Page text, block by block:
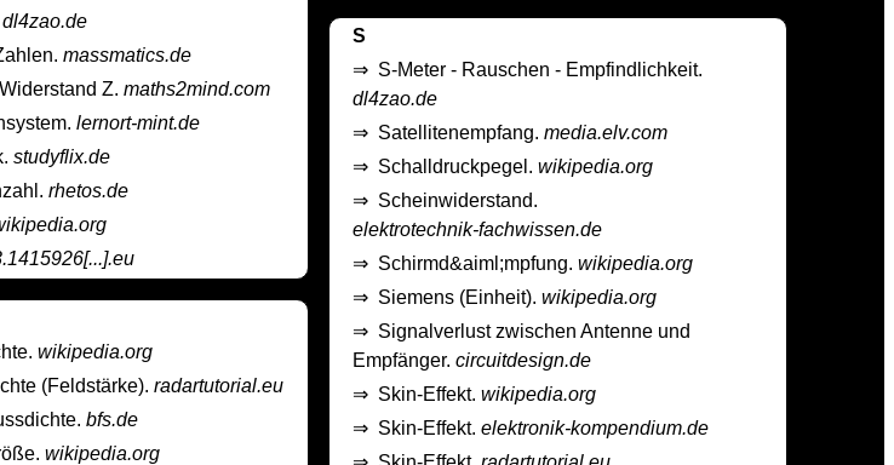
dl4zao.de
massmatics.de
Z. maths2mind.com
lernort-mint.de
studyflix.de
rhetos.de
wikipedia.org
(Feldstärke). radartutorial.eu
bfs.de
wikipedia.org
S
⇒ S-Meter - Rauschen - Empfindlichkeit.
dl4zao.de
⇒ Satellitenempfang.media.elv.com
⇒ Schalldruckpegel.wikipedia.org
⇒ Scheinwiderstand.
elektrotechnik-fachwissen.de
⇒ Schirmd&aiml;mpfung.wikipedia.org
⇒ Siemens (Einheit).wikipedia.org
⇒ Signalverlust zwischen Antenne und
Empfänger.circuitdesign.de
⇒ Skin-Effekt.wikipedia.org
⇒ Skin-Effekt.elektronik-kompendium.de